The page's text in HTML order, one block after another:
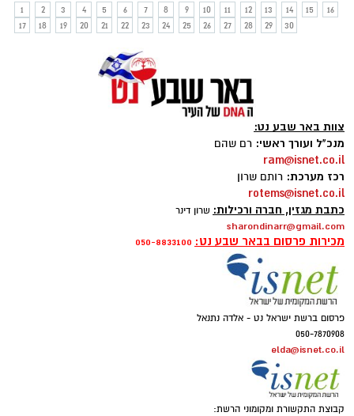
1
2 3 4 5 6 7 8 9 10 11 12 13 14 15
16
17
18 19 20 21 22 23 24 25 26 27 28 29 30
צוות באר שבע נט:
מנכ"ל ועורך ראשי: רם שהם
ram@isnet.co.il
רכז מערכת: רותם שרון
rotems@isnet.co.il
כתבת מגזין, חברה ורכילות: שרון דינר
sharondinarr@gmail.com
מכירות פרסום בבאר שבע נט: 050-8833100
פרסום ברשת ישראל נט - אלדה נתנאל
050-7870908
elda@isnet.co.il
קבוצת התקשורת ומקומוני הרשת: